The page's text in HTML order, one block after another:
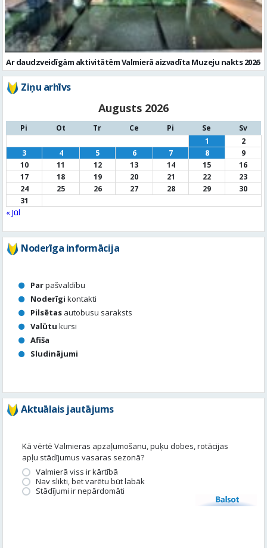
Ar daudzveidīgām aktivitātēm Valmierā aizvadīta Muzeju nakts 2026
Ziņu arhīvs
Augusts 2026
Pi Ot Tr Ce Pi Se
Sv
1
2
3
4 5 6 7 8
9
10
11 12 13 14 15
16
17
18 19 20 21 22
23
24
25 26 27 28 29
30
31
« Jūl
Noderīga informācija
Parpašvaldību
Noderīgi kontakti
Pilsētas autobusu saraksts
Valūtu kursi
Afiša
Sludinājumi
Aktuālais jautājums
Kā vērtē Valmieras apzaļumošanu, puķu dobes, rotācijas
apļu stādījumus vasaras sezonā?
Valmierā viss ir kārtībā
Nav slikti, bet varētu būt labāk
Stādījumi ir nepārdomāti
Balsot